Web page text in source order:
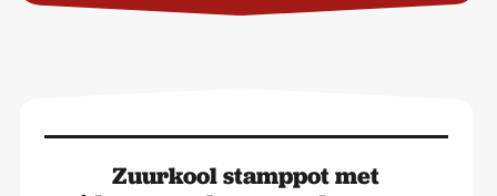
Family
Zuurkool stamppot met